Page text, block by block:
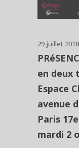
29 juillet 2018
en deux
Espace
avenue
Paris
mardi 2